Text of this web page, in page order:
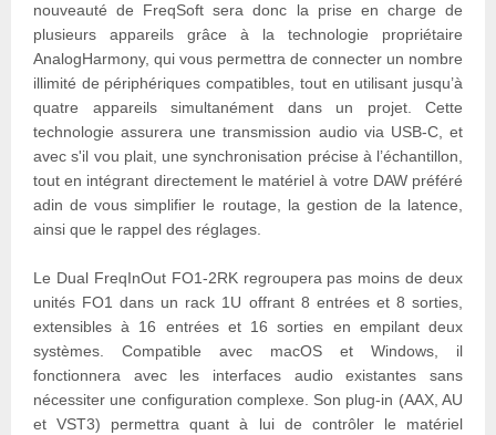
nouveauté de FreqSoft sera donc la prise en charge de
plusieurs appareils grâce à la technologie propriétaire
AnalogHarmony, qui vous permettra de connecter un nombre
illimité de périphériques compatibles, tout en utilisant jusqu’à
quatre appareils simultanément dans un projet. Cette
technologie assurera une transmission audio via USB-C, et
avec s'il vou plait, une synchronisation précise à l’échantillon,
tout en intégrant directement le matériel à votre DAW préféré
adin de vous simplifier le routage, la gestion de la latence,
ainsi que le rappel des réglages.
Le Dual FreqInOut FO1-2RK regroupera pas moins de deux
unités FO1 dans un rack 1U offrant 8 entrées et 8 sorties,
extensibles à 16 entrées et 16 sorties en empilant deux
systèmes. Compatible avec macOS et Windows, il
fonctionnera avec les interfaces audio existantes sans
nécessiter une configuration complexe. Son plug-in (AAX, AU
et VST3) permettra quant à lui de contrôler le matériel